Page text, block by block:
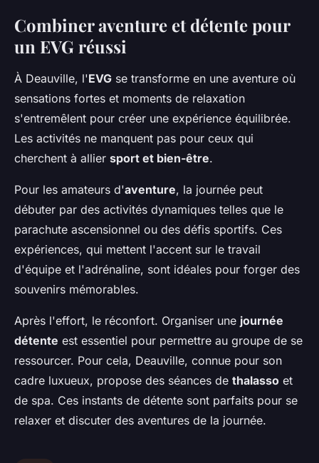
Combiner aventure et détente pour
un EVG réussi
À Deauville, l'EVG se transforme en une aventure où
sensations fortes et moments de relaxation
s'entremêlent pour créer une expérience équilibrée.
Les activités ne manquent pas pour ceux qui
cherchent à allier sport et bien-être.
Pour les amateurs d'aventure, la journée peut
débuter par des activités dynamiques telles que le
parachute ascensionnel ou des défis sportifs. Ces
expériences, qui mettent l'accent sur le travail
d'équipe et l'adrénaline, sont idéales pour forger des
souvenirs mémorables.
Après l'effort, le réconfort. Organiser une journée
détente est essentiel pour permettre au groupe de se
ressourcer. Pour cela, Deauville, connue pour son
cadre luxueux, propose des séances de thalasso et
de spa. Ces instants de détente sont parfaits pour se
relaxer et discuter des aventures de la journée.